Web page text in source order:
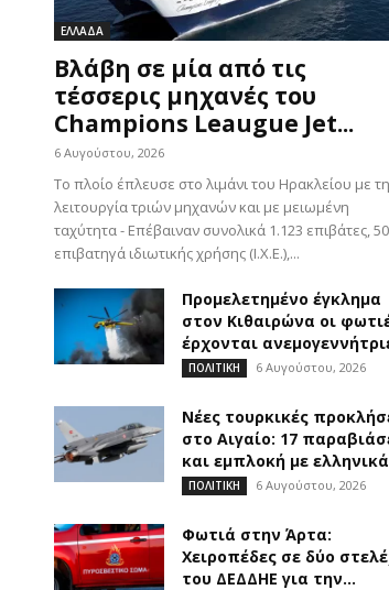
ΕΛΛΑΔΑ
Βλάβη σε μία από τις
τέσσερις μηχανές του
Champions Leaugue Jet...
6 Αυγούστου, 2026
Το πλοίο έπλευσε στο λιμάνι του Ηρακλείου με τη
λειτουργία τριών μηχανών και με μειωμένη
ταχύτητα - Επέβαιναν συνολικά 1.123 επιβάτες, 50
επιβατηγά ιδιωτικής χρήσης (Ι.Χ.Ε.),...
Προμελετημένο έγκλημα
στον Κιθαιρώνα οι
έρχονται
ΠΟΛΙΤΙΚΗ 6 Αυγούστου, 2026
Νέες τουρκικές
στο Αιγαίο: 17
και εμπλοκή με
ΠΟΛΙΤΙΚΗ 6 Αυγούστου, 2026
Φωτιά στην Άρτα:
Χειροπέδες σε δύο
του ΔΕΔΔΗΕ για την...